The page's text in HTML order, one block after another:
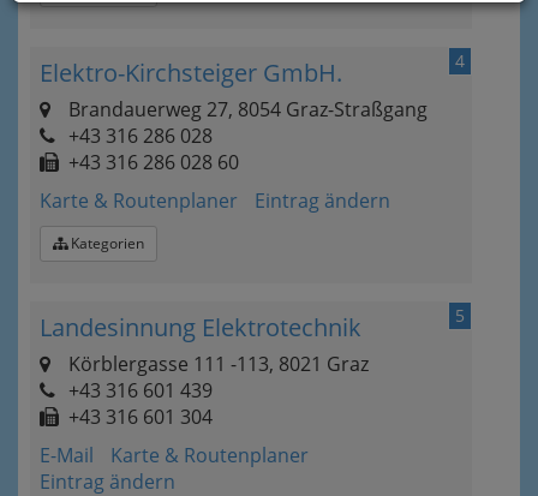
4
Elektro-Kirchsteiger GmbH.
Brandauerweg 27, 8054 Graz-Straßgang
+43 316 286 028
+43 316 286 028 60
Karte & Routenplaner
Eintrag ändern
Kategorien
5
Landesinnung Elektrotechnik
Körblergasse 111 -113, 8021 Graz
+43 316 601 439
+43 316 601 304
E-Mail
Karte & Routenplaner
Eintrag ändern